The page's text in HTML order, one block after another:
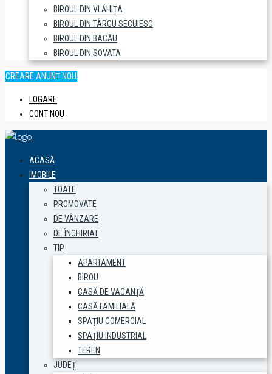
BIROUL DIN VLĂHIȚA
BIROUL DIN TÂRGU SECUIESC
BIROUL DIN BACĂU
BIROUL DIN SOVATA
CREARE ANUNȚ NOU
LOGARE
CONT NOU
ACASĂ
IMOBILE
TOATE
PROMOVATE
DE VÂNZARE
DE ÎNCHIRIAT
TIP
APARTAMENT
BIROU
CASĂ DE VACANȚĂ
CASĂ FAMILIALĂ
SPAȚIU COMERCIAL
SPAȚIU INDUSTRIAL
TEREN
JUDEȚ